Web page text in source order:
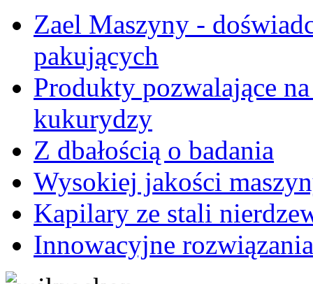
Zael Maszyny -
pakujących
Produkty pozwalające
kukurydzy
Z dbałością o badania
Wysokiej jakości
Kapilary ze stali
Innowacyjne